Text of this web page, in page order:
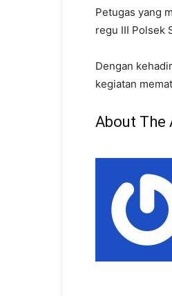
Petugas yang
regu III Polsek
Dengan
kegiatan
About The